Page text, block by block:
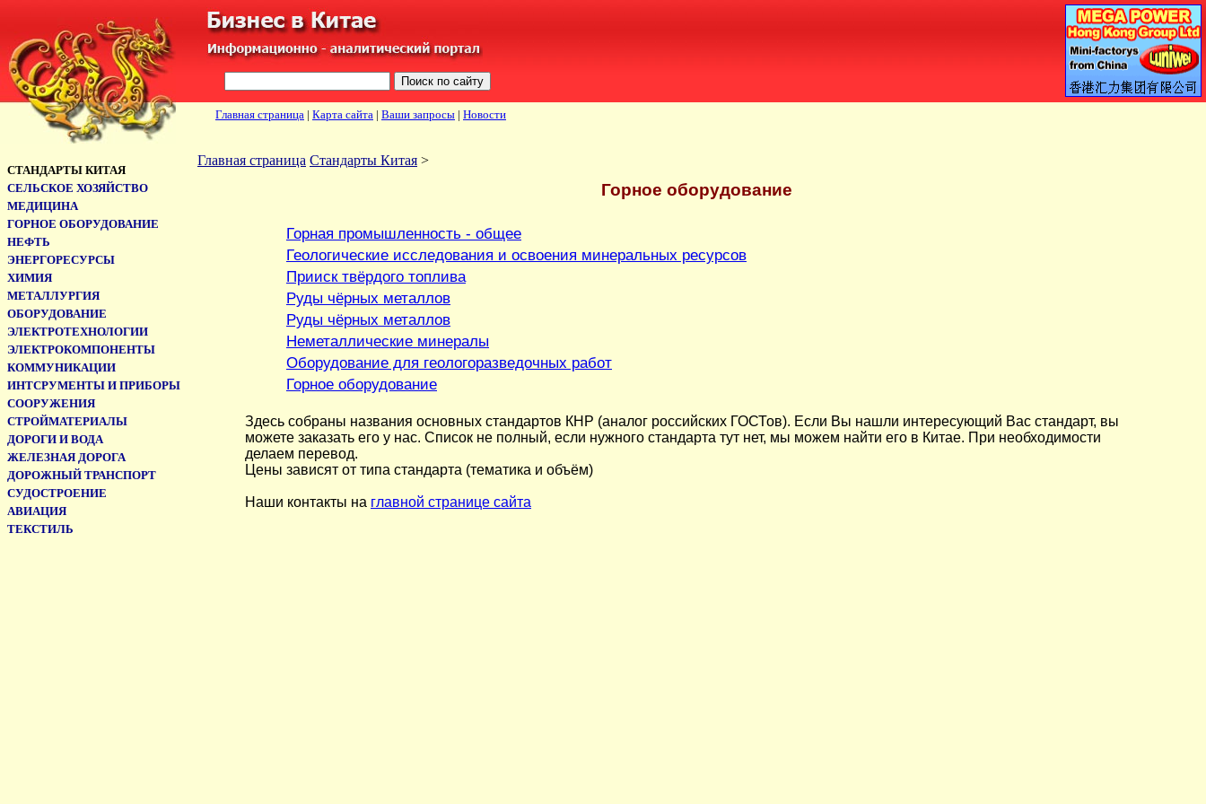
Главная страница | Карта сайта | Ваши запросы | Новости
Горное оборудование
Горная промышленность - общее
Геологические исследования и освоения минеральных ресурсов
Прииск твёрдого топлива
Руды чёрных металлов
Руды чёрных металлов
Неметаллические минералы
Оборудование для геологоразведочных работ
Горное оборудование
Здесь собраны названия основных стандартов КНР (аналог российских ГОСТов). Если Вы нашли интересующий Вас стандарт, вы
можете заказать его у нас. Список не полный, если нужного стандарта тут нет, мы можем найти его в Китае. При необходимости
делаем перевод.
Цены зависят от типа стандарта (тематика и объём)
Наши контакты на главной странице сайта
Главная страница Стандарты Китая >
СТАНДАРТЫ КИТАЯ
CЕЛЬСКОЕ ХОЗЯЙСТВО
МЕДИЦИНА
ГОРНОЕ ОБОРУДОВАНИЕ
НЕФТЬ
ЭНЕРГОРЕСУРСЫ
ХИМИЯ
МЕТАЛЛУРГИЯ
ОБОРУДОВАНИЕ
ЭЛЕКТРОТЕХНОЛОГИИ
ЭЛЕКТРОКОМПОНЕНТЫ
КОММУНИКАЦИИ
ИНТСРУМЕНТЫ И ПРИБОРЫ
СООРУЖЕНИЯ
СТРОЙМАТЕРИАЛЫ
ДОРОГИ И ВОДА
ЖЕЛЕЗНАЯ ДОРОГА
ДОРОЖНЫЙ ТРАНСПОРТ
СУДОСТРОЕНИЕ
АВИАЦИЯ
ТЕКСТИЛЬ